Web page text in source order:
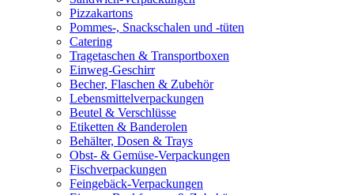
Pizzakartons
Pommes-, Snackschalen und -tüten
Catering
Tragetaschen & Transportboxen
Einweg-Geschirr
Becher, Flaschen & Zubehör
Lebensmittelverpackungen
Beutel & Verschlüsse
Etiketten & Banderolen
Behälter, Dosen & Trays
Obst- & Gemüse-Verpackungen
Fischverpackungen
Feingebäck-Verpackungen